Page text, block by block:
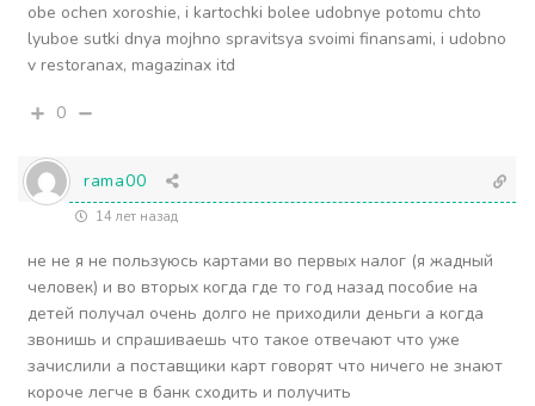
obe ochen xoroshie, i kartochki bolee udobnye potomu chto
lyuboe sutki dnya mojhno spravitsya svoimi finansami, i udobno
v restoranax, magazinax itd
0
rama00
14 лет назад
не не я не пользуюсь картами во первых налог (я жадный
человек) и во вторых когда где то год назад пособие на
детей получал очень долго не приходили деньги а когда
звонишь и спрашиваешь что такое отвечают что уже
зачислили а поставщики карт говорят что ничего не знают
короче легче в банк сходить и получить